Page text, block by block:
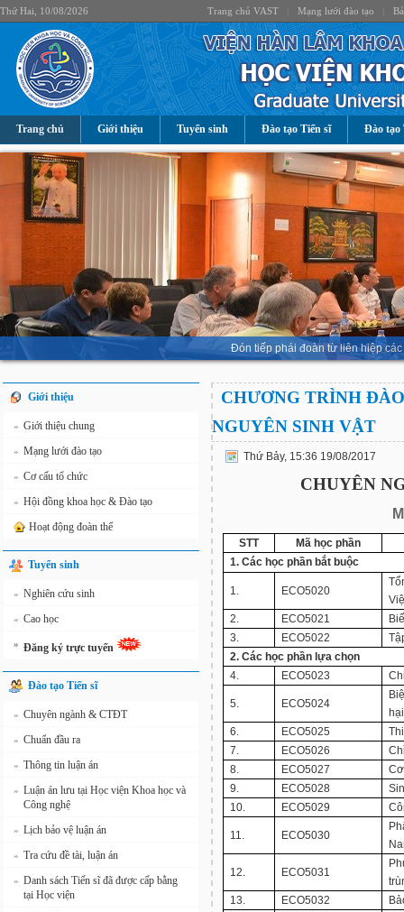
Thứ Hai, 10/08/2026 Trang chủ VAST Mạng lưới đào tạo
Trang chủ Giới thiệu Tuyển sinh Đào tạo Tiến sĩ Đào tạo
Đón tiếp phái đoàn từ liên hiệp
Giới thiệu
» Giới thiệu chung
» Mạng lưới đào tạo
» Cơ cấu tổ chức
» Hội đồng khoa học & Đào tạo
Hoạt động đoàn thể
Tuyển sinh
» Nghiên cứu sinh
» Cao học
» Đăng ký trực tuyến
Đào tạo Tiến sĩ
» Chuyên ngành & CTĐT
» Chuẩn đầu ra
» Thông tin luận án
» Luận án lưu tại Học viện Khoa học và
Công nghệ
» Lịch bảo vệ luận án
» Tra cứu đề tài, luận án
» Danh sách Tiến sĩ đã được cấp bằng
tại Học viện
CHƯƠNG TRÌNH
NGUYÊN SINH VẬT
Thứ Bảy, 15:36 19/08/2017
CHUYÊN
STT
Mã học phần
1. Các họcphần bắt buộc
1. ECO5020
2.
ECO5021
3.
ECO5022
2. Các học phần lựa chọn
4.
ECO5023
5. ECO5024
hại
6.
ECO5025
7.
ECO5026
8.
ECO5027
9.
ECO5028
10.
ECO5029
11. ECO5030
12. ECO5031
13.
ECO5032